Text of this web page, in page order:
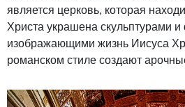
является церковь, которая
Христа украшена скульптурами
изображающими жизнь Иисуса
романском стиле создают